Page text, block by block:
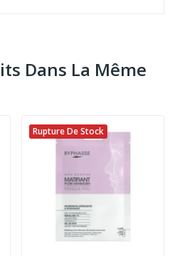
Dans La Même
Rupture De Stock